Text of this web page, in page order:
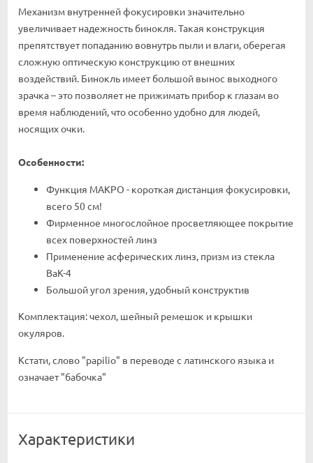
Механизм внутренней фокусировки значительно
увеличивает надежность бинокля. Такая конструкция
препятствует попаданию вовнутрь пыли и влаги, оберегая
сложную оптическую конструкцию от внешних
воздействий. Бинокль имеет большой вынос выходного
зрачка – это позволяет не прижимать прибор к глазам во
время наблюдений, что особенно удобно для людей,
носящих очки.
Особенности:
Функция МАКРО - короткая дистанция фокусировки,
всего 50 см!
Фирменное многослойное просветляющее покрытие
всех поверхностей линз
Применение асферических линз, призм из стекла
BaK-4
Большой угол зрения, удобный конструктив
Комплектация: чехол, шейный ремешок и крышки
окуляров.
Кстати, слово "papilio" в переводе с латинского языка и
означает "бабочка"
Характеристики